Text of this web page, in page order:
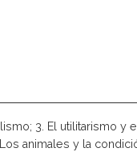
3. El utilitarismo y
animales y la